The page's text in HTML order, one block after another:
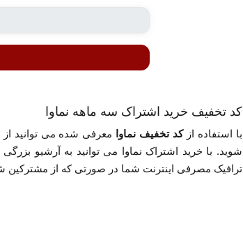
کد تخفیف خرید اشتراک سه ماهه نماوا
با استفاده ازکد تخفیف نماوا معرفی شده می توانید از 50 درصد تخفیف در
شوید. با خرید اشتراک نماوا می توانید به آرشیو
ترافیک مصرفی اینترنت شما در صورتی که از مشترکین